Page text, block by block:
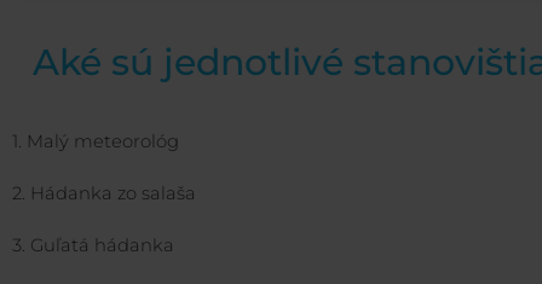
Aké sú jednotlivé
1. Malý meteorológ
2. Hádanka zo salaša
3. Guľatá hádanka